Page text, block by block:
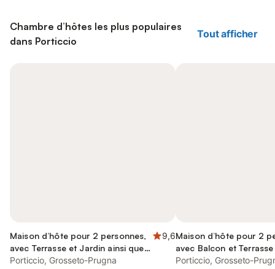
Chambre d’hôtes les plus populaires
dans Porticcio
Tout afficher
Maison d’hôte pour 2 personnes,
avec Terrasse et Jardin ainsi que
Piscine et Vue
9,6
Porticcio, Grosseto-Prugna
Maison d’hôte pour 2
avec Balcon et
Jardin et Piscine
Porticcio, Grosseto-